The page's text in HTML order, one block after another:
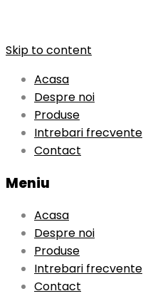
Skip to content
Acasa
Despre noi
Produse
Intrebari frecvente
Contact
Meniu
Acasa
Despre noi
Produse
Intrebari frecvente
Contact